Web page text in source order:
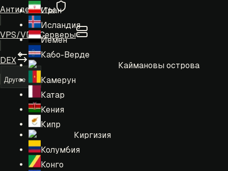
Иран
Исландия
Йемен
Кабо-Верде
Каймановы острова
Камерун
Катар
Кения
Кипр
Киргизия
Колумбия
Конго
Антидетекты
VPS/VDS Серверы
DEX
Другое